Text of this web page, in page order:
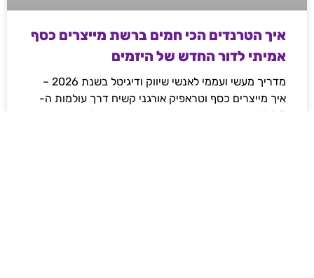
איך הטרנדים הכי חמים ברשת מייצרים כסף
אמיתי לדור החדש של היזמים
מדריך מעשי ועממי לאנשי שיווק ודיגיטל בשנת 2026 –
איך מייצרים כסף וטראפיק אורגני קשיח דרך עולמות ה-
Web3, משחקי המיומנות והקריפטו, ואיך פלטפורמות